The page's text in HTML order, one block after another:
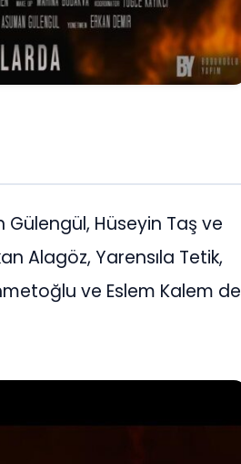
Hüseyin Taş ve
Alagöz, Yarensıla Tetik,
ve Eslem Kalem de